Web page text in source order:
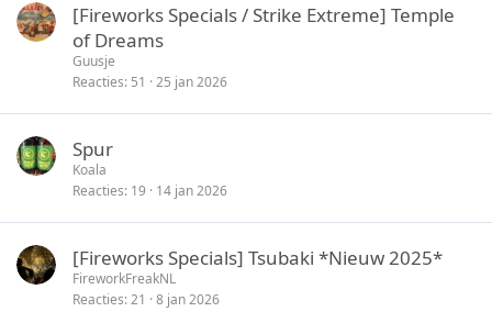
[Fireworks Specials / Strike Extreme] Temple
of Dreams
Guusje
Reacties 51 25 jan 2026
Spur
Koala
Reacties 19 14 jan 2026
[Fireworks Specials] Tsubaki *Nieuw 2025*
FireworkFreakNL
Reacties 21 8 jan 2026